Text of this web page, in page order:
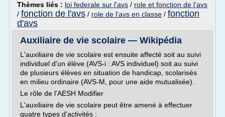
Thèmes liés : loi federale sur l'avs / role et fonction de l'avs
/ fonction de l'avs / role de l'avs en classe / fonction
d'avs
Auxiliaire de vie scolaire — Wikipédia
L'auxiliaire de vie scolaire est ensuite affecté soit au suivi
individuel d'un élève (AVS-i : AVS individuel) soit au suivi
de plusieurs élèves en situation de handicap, scolarisés
en milieu ordinaire (AVS-M, pour une aide mutualisée).
Le rôle de l'AESH Modifier
L'auxiliaire de vie scolaire peut être amené à effectuer
quatre types d'activités :